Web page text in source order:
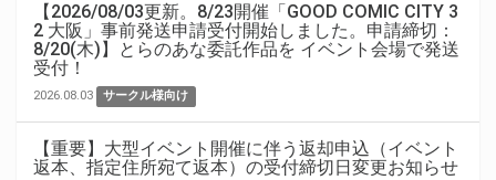
【2026/08/03更新。8/23開催「GOOD COMIC CITY 3
2 大阪」事前発送申請受付開始しました。申請締切：
8/20(木)】とらのあな委託作品を イベント会場で発送
受付！
2026.08.03 サークル様向け
【重要】大型イベント開催に伴う返却申込（イベント
返本、指定住所宛て返本）の受付締切日変更お知らせ